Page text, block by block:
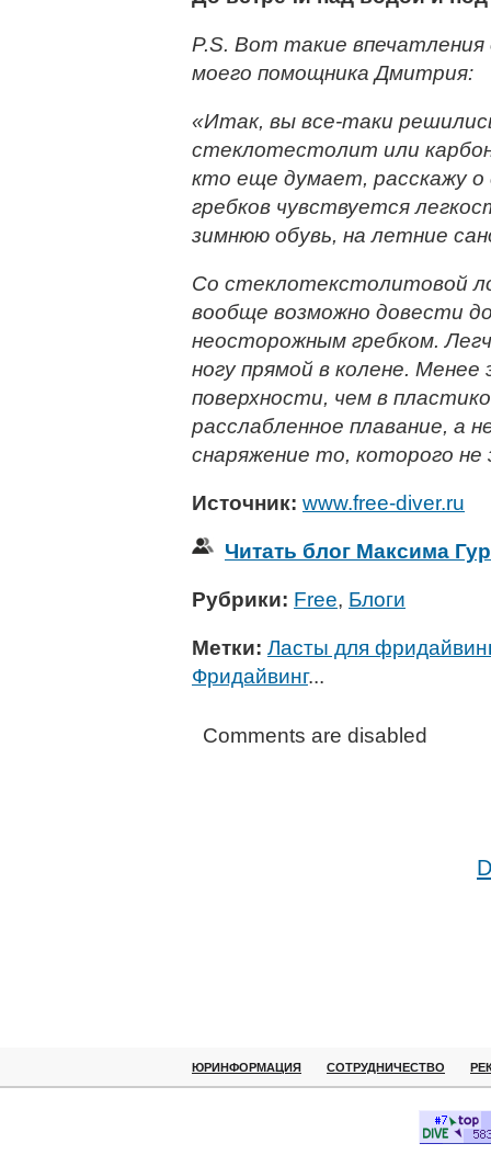
P.S. Вот такие
моего помощника Дмитрия:
«Итак, вы все-таки
стеклотестолит или
кто еще думает, расскажу
гребков чувствуется
зимнюю обувь, на летние
Со стеклотекстолитовой
вообще возможно довести
неосторожным гребком.
ногу прямой в колене.
поверхности, чем в
расслабленное плавание, а
снаряжение то, которого не
Источник: www.free-diver.ru
Читать блог Максима
Рубрики: Free, Блоги
Метки: Ласты для
Фридайвинг...
Comments are disabled
ЮРИНФОРМАЦИЯ СОТРУДНИЧЕСТВО